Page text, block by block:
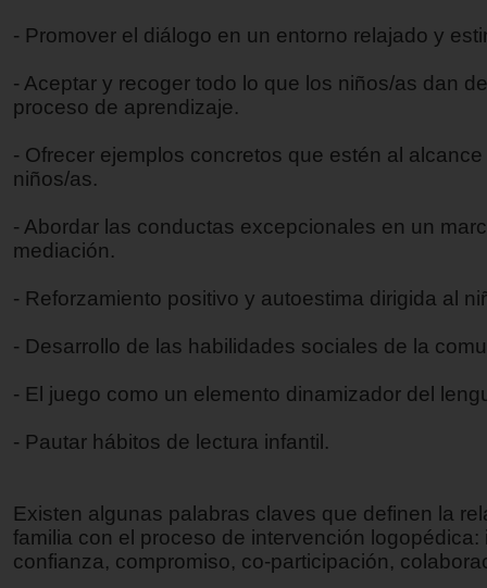
- Promover el diálogo en un entorno relajado y
- Aceptar y recoger todo lo que los niños/as dan
proceso de aprendizaje.
- Ofrecer ejemplos concretos que estén al
niños/as.
- Abordar las conductas excepcionales en un
mediación.
- Reforzamiento positivo y autoestima dirigida al
- Desarrollo de las habilidades sociales de la
- El juego como un elemento dinamizador del
- Pautar hábitos de lectura infantil.
Existen algunas palabras claves que definen la
familia con el proceso de intervención logopédica:
confianza, compromiso, co-participación,